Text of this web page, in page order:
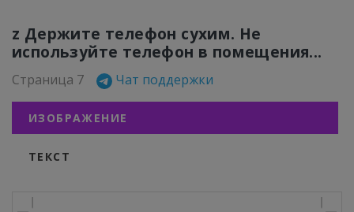
z Держите телефон сухим. Не
используйте телефон в помещения...
Страница 7 Чат поддержки
ИЗОБРАЖЕНИЕ
ТЕКСТ